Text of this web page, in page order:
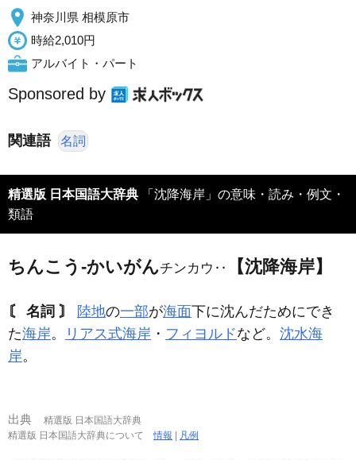
神奈川県 相模原市
時給2,010円
アルバイト・パート
Sponsored by
関連語 名詞
精選版 日本国語大辞典
類語
ちんこう‐かいがんチンカウ‥ 【沈降海岸】
〘 名詞 〙 陸地の一部が海面下に沈んだためにでき
た海岸。 リアス式海岸 ・ フィヨルドなど。 沈水海
岸。
出典
精選版 日本国語大辞典
精選版 日本国語大辞典について情報 凡例